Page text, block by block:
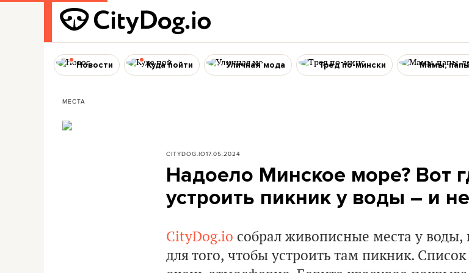
Новости Куда пойти Уличная мода Тред по-мински Мамы,
МЕСТА
CITYDOG.IO17.05.2024
Надоело Минское море? Вот
устроить пикник у воды – и
CityDog.io собрал живописные места у воды,
для того, чтобы устроить там пикник.